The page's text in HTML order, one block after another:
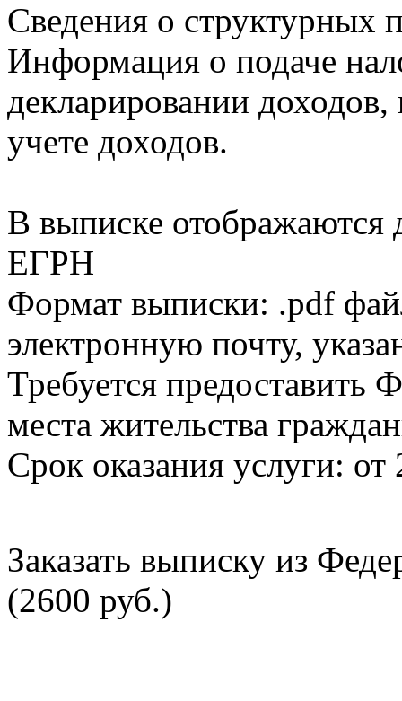
Сведения о структурных
Информация о подаче
декларировании доходов,
учете доходов.
В выписке
ЕГРН
Формат выписки: .pdf
электронную почту,
Требуется
места жительства
Срок оказания услуги: от
Заказать выписку из
(2600 руб.)